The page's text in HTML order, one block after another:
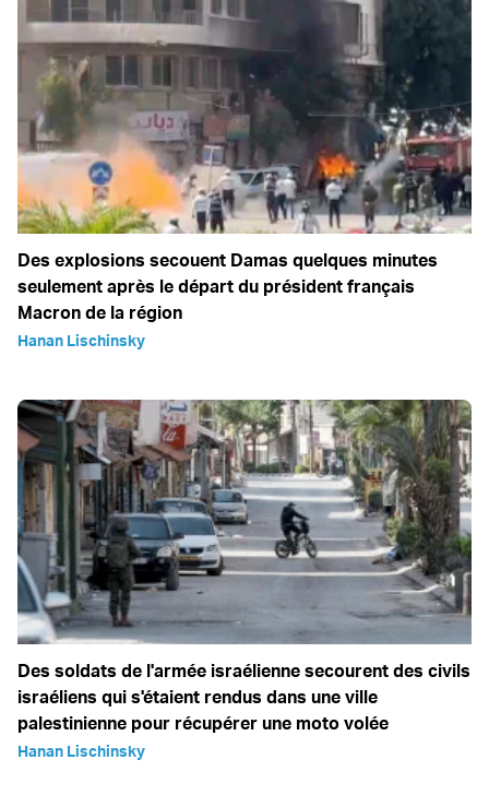
Des explosions secouent Damas quelques minutes
seulement après le départ du président français
Macron de la région
Hanan Lischinsky
Des soldats de l'armée israélienne secourent des civils
israéliens qui s'étaient rendus dans une ville
palestinienne pour récupérer une moto volée
Hanan Lischinsky